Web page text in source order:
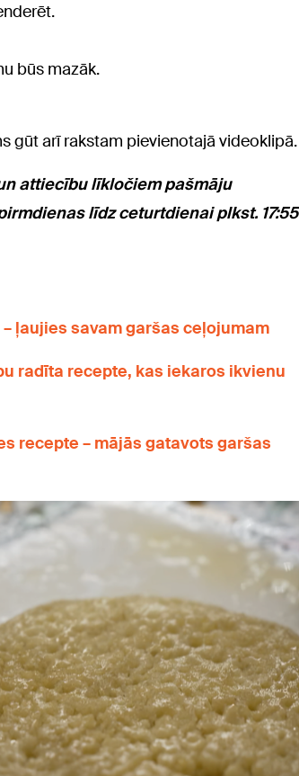
būs mazāk.
gūt arī rakstam pievienotajā videoklipā.
attiecību līkločiem pašmāju
līdz ceturtdienai plkst. 17:55
ļaujies savam garšas ceļojumam
radīta recepte, kas iekaros ikvienu
recepte – mājās gatavots garšas